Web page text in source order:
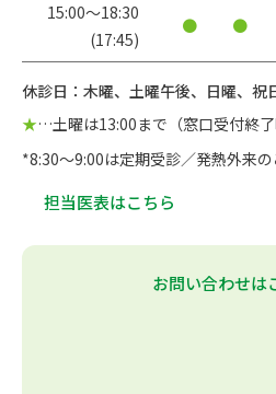
15:00〜18:30
(17:45)
● ●
休診日：木曜、土曜午後、日曜、祝
★…土曜は13:00まで（窓口受付終了
*8:30～9:00は定期受診／発熱外来
担当医表はこちら
お問い合わせは